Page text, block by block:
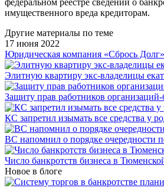
федеральном реестре сведений о
имущественного вреда кредиторам.
Другие материалы по теме
17 июня 2022
Юридическая компания «Сбрось
Элитную квартиру экс-владелицы
Защиту прав работников организаций-
КС запретил изымать все средства у
ВС напомнил о порядке очередности
Число банкротств бизнеса в
Новое в блоге